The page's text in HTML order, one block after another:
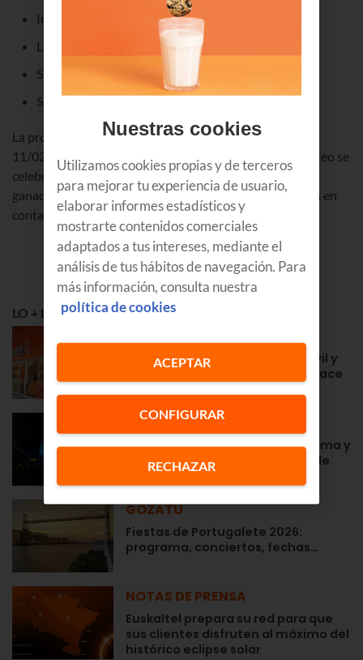
Iratxe Mayor Liaño
Luis Maria Rodriguez Peña
Santos Bilbao Anasagasti
Sonia Chao
La promoción se llevará a cabo del 02/02/2018 al
11/02/2018. Exclusivo para clientes de Euskaltel. El sorteo se
celebrará el 12/02/2018 publicando los nombres de los
ganadores en la web el 14/02/2018. Euskaltel se pondrá en
contacto con los ganadores vía telefónica.
LO + LEÍDO
Euskaltel en Navarra: fibra, móvil y
la cercanía de siempre desde hace
GOZATU
Fiestas en Zarautz 2026: programa y
conciertos de la Semana Grande
GOZATU
Fiestas de Portugalete 2026:
programa, conciertos, fechas…
NOTAS DE PRENSA
Euskaltel prepara su red para que
sus clientes disfruten al máximo del
histórico eclipse solar
Nuestras cookies
Utilizamos cookies propias y de terceros
para mejorar tu experiencia de usuario,
elaborar informes estadísticos y
mostrarte contenidos comerciales
adaptados a tus intereses, mediante el
análisis de tus hábitos de navegación. Para
más información, consulta nuestra
política de cookies
CONFIGURAR
RECHAZAR
ACEPTAR